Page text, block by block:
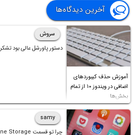
آخرین دیدگاه‌ها
آموزش حذف کیبوردهای
اضافی در ویندوز ۱۰ از تمام
بخش‌ها
سروش
دستور پاورشل عالی بود تشکر
samy